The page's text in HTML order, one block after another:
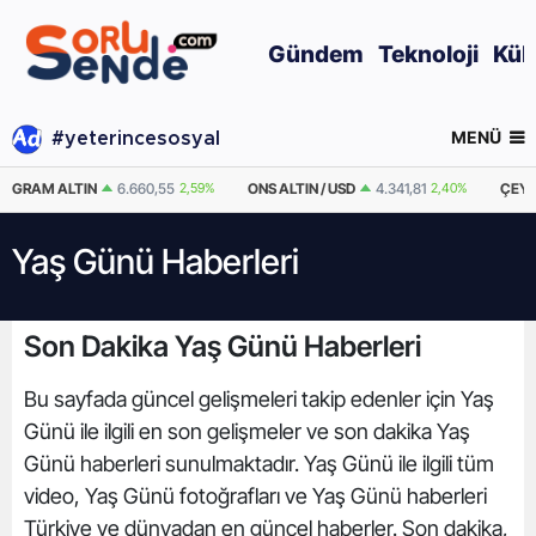
Gündem Teknoloji
#yeterincesosyal MENÜ
GRAM ALTIN 6.660,55 2,59% ONS ALTIN / USD 4.341,81 2,40%
Yaş Günü Haberleri
Son Dakika Yaş Günü Haberleri
Bu sayfada güncel gelişmeleri takip edenler için Yaş
Günü ile ilgili en son gelişmeler ve son dakika Yaş
Günü haberleri sunulmaktadır. Yaş Günü ile ilgili tüm
video, Yaş Günü fotoğrafları ve Yaş Günü haberleri
Türkiye ve dünyadan en güncel haberler. Son dakika,